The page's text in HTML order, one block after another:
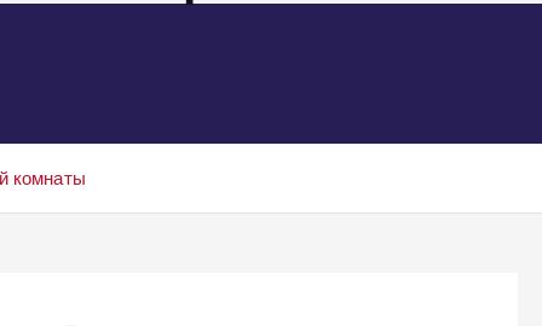
комнаты